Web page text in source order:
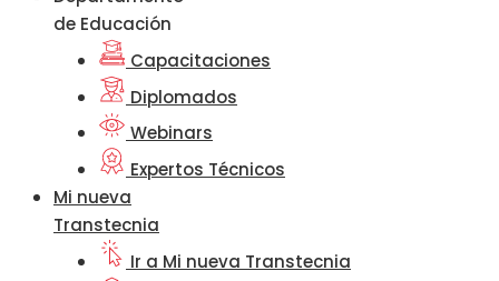
de Educación
Capacitaciones
Diplomados
Webinars
Expertos Técnicos
Mi nueva
Transtecnia
Ir a Mi nueva Transtecnia